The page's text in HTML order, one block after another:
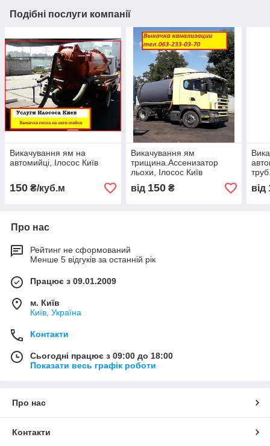
Подібні послуги компанії
Викачування ям на
автомийці, Ілосос Київ
150 ₴/куб.м
Викачування ям
трищина.Ассенизатор
льохи, Ілосос Київ
від 150₴ від
Про нас
Рейтинг не сформований
Менше 5 відгуків за останній рік
Працює з 09.01.2009
м. Київ
Київ, Україна
Контакти
Сьогодні працює з 09:00 до 18:00
Показати весь графік роботи
Про нас
Контакти